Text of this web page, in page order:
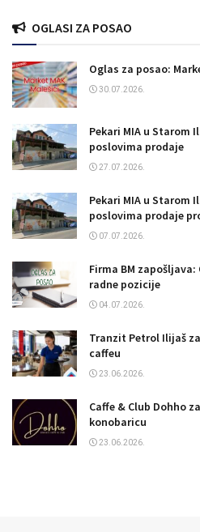
OGLASI ZA POSAO
Oglas za posao:
30.07.2026.
Pekari MIA u Starom
poslovima prodaje
27.07.2026.
Pekari MIA u Starom
poslovima prodaje
07.07.2026.
Firma BM
radne pozicije
04.07.2026.
Tranzit Petrol Ilijaš
caffeu
23.06.2026.
Caffe & Club Dohho
konobaricu
23.06.2026.